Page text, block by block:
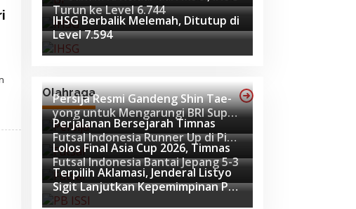
Turun ke Level 6.744
IHSG Berbalik Melemah, Ditutup di
Level 7.594
Olahraga
Persija Resmi Gandeng Shin Tae-
yong untuk Mengarungi BRI Super
League 2026-2027
Perjalanan Bersejarah Timnas
Futsal Indonesia Runner Up di Piala
Asia Futsal 2026
Lolos Final Asia Cup 2026, Timnas
Futsal Indonesia Bantai Jepang 5-3
Terpilih Aklamasi, Jenderal Listyo
Sigit Lanjutkan Kepemimpinan PB
ISSI hingga 2029